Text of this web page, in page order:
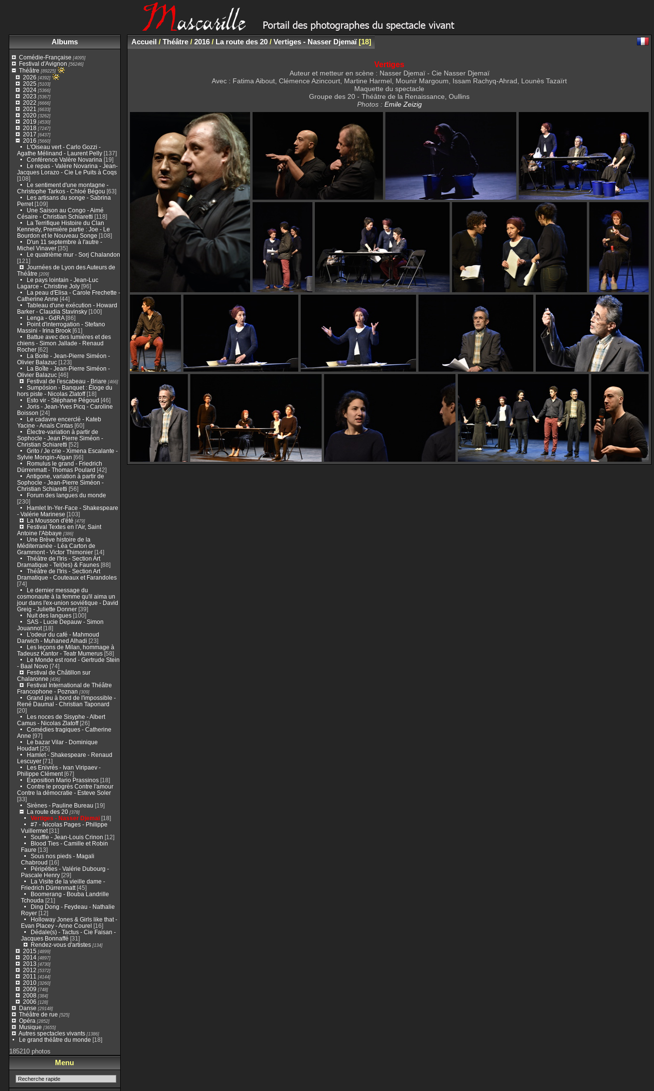
Albums
Comédie-Française [4095]
Festival d'Avignon [56246]
Théâtre [89225]
2026 [4392]
2025 [5103]
2024[5366]
2023 [5367]
2022 [6666]
2021 [6633]
2020[3262]
2019 [4530]
2018 [7247]
2017 [6437]
2016 [5660]
L'Oiseau vert - Carlo Gozzi -
Agathe Mélinand - Laurent Pelly[137]
Conférence Valère Novarina [19]
Le repas - Valère Novarina - Jean-
Jacques Lorazo - Cie Le Puits à Coqs
[108]
Le sentiment d'une montagne -
Christophe Tarkos - Chloé Bégou [63]
Les artisans du songe - Sabrina
Perret[109]
Une Saison au Congo - Aimé
Césaire - Christian Schiaretti [118]
La Terrifique Histoire du Clan
Kennedy, Première partie : Joe - Le
Bourdon et le Nouveau Songe [108]
D'un 11 septembre à l'autre -
Michel Vinaver[35]
Le quatrième mur - Sorj Chalandon
[121]
Journées de Lyon des Auteurs de
Théâtre [209]
Le pays lointain - Jean-Luc
Lagarce - Christine Joly[96]
La peau d'Elisa - Carole Frechette -
Catherine Anne [44]
Tableau d'une exécution - Howard
Barker - Claudia Stavinsky[100]
Lenga - GdRA[86]
Point d'interrogation - Stefano
Massini - Irina Brook[61]
Battue avec des lumières et des
chiens - Simon Jallade - Renaud
Rocher[62]
La Boite - Jean-Pierre Siméon -
Olivier Balazuc[123]
La Boîte - Jean-Pierre Siméon -
Olivier Balazuc[46]
Festival de l'escabeau - Briare [466]
Sumpósion - Banquet : Éloge du
hors piste - Nicolas Zlatoff [18]
Esto vir - Stéphane Pégoud [46]
Joris - Jean-Yves Picq - Caroline
Boisson [24]
Le cadavre encerclé - Kateb
Yacine - Anaïs Cintas[60]
Électre-variation à partir de
Sophocle - Jean Pierre Siméon -
Christian Schiaretti [52]
Grito / Je crie - Ximena Escalante -
Sylvie Mongin-Algan [66]
Romulus le grand - Friedrich
Dürrenmatt - Thomas Poulard [42]
Antigone, variation à partir de
Sophocle - Jean-Pierre Siméon -
Christian Schiaretti [56]
Forum des langues du monde
[230]
Hamlet In-Yer-Face - Shakespeare
- Valérie Marinese [103]
La Mousson d'été [479]
Festival Textes en l'Air, Saint
Antoine l'Abbaye [386]
Une Brève histoire de la
Méditerranée - Léa Carton de
Grammont - Victor Thimonier[14]
Théâtre de l'Iris - Section Art
Dramatique - Tel(les) & Faunes[88]
Théâtre de l'Iris - Section Art
Dramatique - Couteaux et Farandoles
[74]
Le dernier message du
cosmonaute à la femme qu'il aima un
jour dans l'ex-union soviétique - David
Greig - Juliette Donner[39]
Nuit des langues[100]
SAS - Lucie Depauw - Simon
Jouannot[18]
L'odeur du café - Mahmoud
Darwich - Muhaned Alhadi [23]
Les leçons de Milan, hommage à
Tadeusz Kantor - Teatr Mumerus[58]
Le Monde est rond - Gertrude Stein
- Baal Novo[74]
Festival de Châtillon sur
Chalaronne [436]
Festival International de Théâtre
Francophone - Poznan [309]
Grand jeu à bord de l'impossible -
René Daumal - Christian Taponard
[20]
Les noces de Sisyphe - Albert
Camus - Nicolas Zlatoff[26]
Comédies tragiques - Catherine
Anne [97]
Le bazar Vilar - Dominique
Houdart[25]
Hamlet - Shakespeare - Renaud
Lescuyer[71]
Les Enivrés - Ivan Viripaev -
Philippe Clément[67]
Exposition Mario Prassinos[18]
Contre le progrès Contre l'amour
Contre la démocratie - Esteve Soler
[33]
Sirènes - Pauline Bureau [19]
La route des 20[378]
Vertiges - Nasser Djemaï[18]
#7 - Nicolas Pages - Philippe
Vuillermet[31]
Souffle - Jean-Louis Crinon [12]
Blood Ties - Camille et Robin
Faure [13]
Sous nos pieds - Magali
Chabroud [16]
Péripéties - Valérie Dubourg -
Pascale Henry[29]
La Visite de la vieille dame -
Friedrich Dürrenmatt[45]
Boomerang - Bouba Landrille
Tchouda [21]
Ding Dong - Feydeau - Nathalie
Royer[12]
Holloway Jones & Girls like that -
Evan Placey - Anne Courel [16]
Dédale(s) - Tactus - Cie Faisan -
Jacques Bonnaffé [31]
Rendez-vous d'artistes[134]
2015 [4899]
2014[4897]
2013 [4730]
2012 [5372]
2011 [4144]
2010[3260]
2009 [748]
2008 [384]
2006 [128]
Danse [29148]
Théâtre de rue [525]
Opéra [2852]
Musique [3655]
Autres spectacles vivants[1386]
Le grand théâtre du monde [18]
185210 photos
Menu
Accueil/ Théâtre/ 2016/ La route des 20/ Vertiges - Nasser Djemaï 18
Vertiges
Auteur et metteur en scène : Nasser Djemaï - Cie Nasser Djemaï
Avec : Fatima Aibout, Clémence Azincourt, Martine Harmel, Mounir Margoum, Issam Rachyq-Ahrad, Lounès Tazaïrt
Maquette du spectacle
Groupe des 20 - Théâtre de la Renaissance, Oullins
Photos : Emile Zeizig